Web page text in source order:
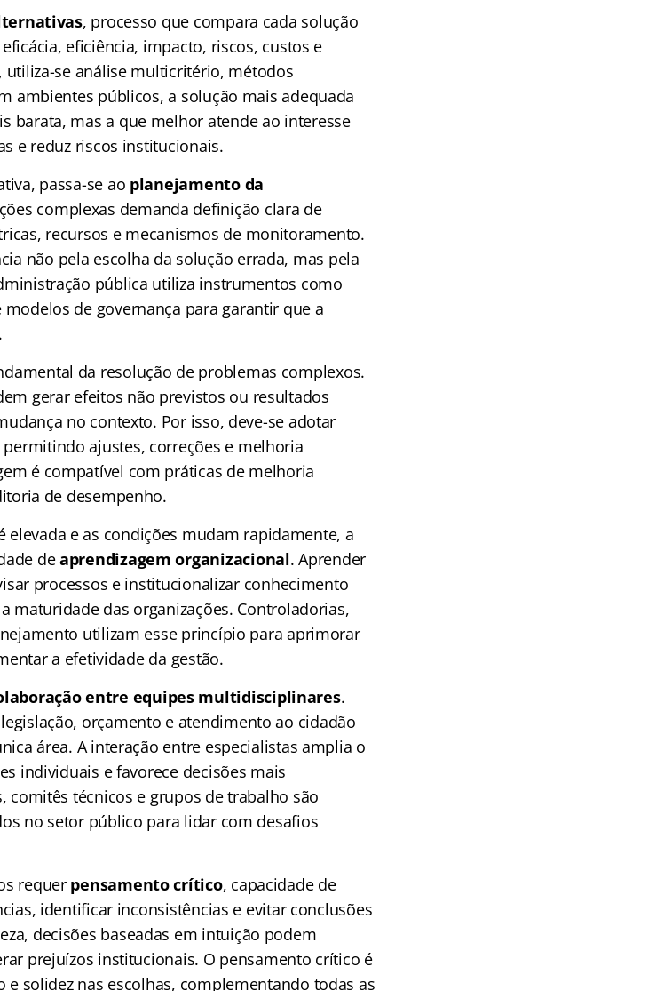
, processo que compara cada solução
eficiência, impacto, riscos, custos e
utiliza-se análise multicritério, métodos
ambientes públicos, a solução mais adequada
barata, mas a que melhor atende ao interesse
e reduz riscos institucionais.
passa-se ao planejamento da
complexas demanda definição clara de
recursos e mecanismos de monitoramento.
não pela escolha da solução errada, mas pela
pública utiliza instrumentos como
de governança para garantir que a
da resolução de problemas complexos.
gerar efeitos não previstos ou resultados
no contexto. Por isso, deve-se adotar
permitindo ajustes, correções e melhoria
é compatível com práticas de melhoria
de desempenho.
elevada e as condições mudam rapidamente, a
deaprendizagem organizacional. Aprender
processos e institucionalizar conhecimento
maturidade das organizações. Controladorias,
utilizam esse princípio para aprimorar
a efetividade da gestão.
entre equipes multidisciplinares.
orçamento e atendimento ao cidadão
área. A interação entre especialistas amplia o
individuais e favorece decisões mais
comitês técnicos e grupos de trabalho são
no setor público para lidar com desafios
requer pensamento crítico, capacidade de
identificar inconsistências e evitar conclusões
decisões baseadas em intuição podem
prejuízos institucionais. O pensamento crítico é
solidez nas escolhas, complementando todas as